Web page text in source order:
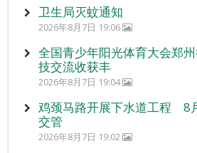
卫生局灭蚊通知
2026年8月7日 19:06
全国青少年阳光体育大会郑
技交流收获丰
2026年8月7日 19:04
鸡颈马路开展下水道工程 8
交管
2026年8月7日 19:02